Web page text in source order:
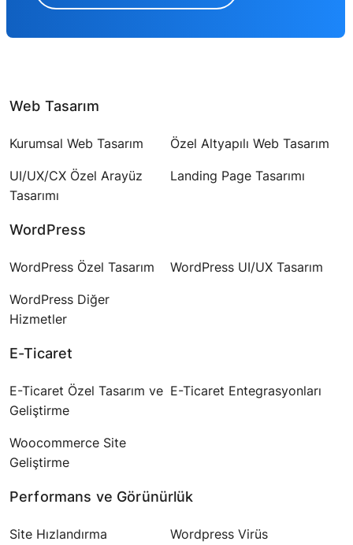
Web Tasarım
Kurumsal Web Tasarım Özel Altyapılı Web Tasarım
UI/UX/CX Özel Arayüz
Tasarımı
Landing Page Tasarımı
WordPress
WordPress Özel Tasarım WordPress UI/UX Tasarım
WordPress Diğer
Hizmetler
E-Ticaret
E-Ticaret Özel Tasarım ve
Geliştirme
E-Ticaret Entegrasyonları
Woocommerce Site
Geliştirme
Performans ve Görünürlük
Site Hızlandırma
Wordpress Virüs